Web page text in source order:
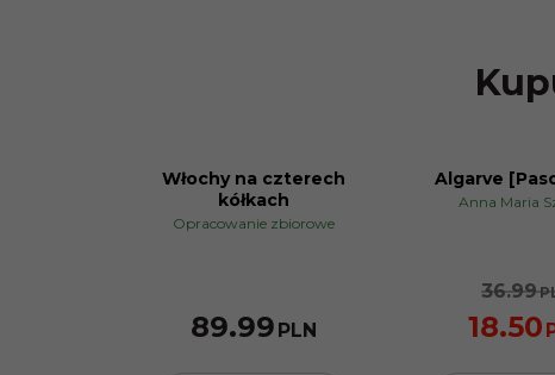
Włochy na czterech
kółkach
Opracowanie zbiorowe
89.99 PLN
Algarve
Anna Maria
36.99
18.50